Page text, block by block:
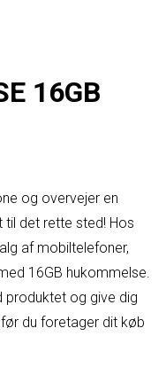
16GB
og overvejer en
til det rette sted! Hos
af mobiltelefoner,
16GB hukommelse.
produktet og give dig
du foretager dit køb